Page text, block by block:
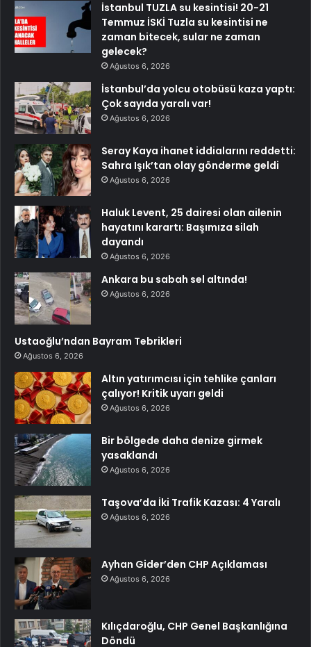
İstanbul TUZLA su kesintisi! 20-21
Temmuz İSKİ Tuzla su kesintisi ne
zaman bitecek, sular ne zaman
gelecek?
Ağustos 6, 2026
İstanbul’da yolcu otobüsü kaza yaptı:
Çok sayıda yaralı var!
Ağustos 6, 2026
Seray Kaya ihanet iddialarını reddetti:
Sahra Işık’tan olay gönderme geldi
Ağustos 6, 2026
Haluk Levent, 25 dairesi olan ailenin
hayatını karartı: Başımıza silah
dayandı
Ağustos 6, 2026
Ankara bu sabah sel altında!
Ağustos 6, 2026
Ustaoğlu’ndan Bayram Tebrikleri
Ağustos 6, 2026
Altın yatırımcısı için tehlike çanları
çalıyor! Kritik uyarı geldi
Ağustos 6, 2026
Bir bölgede daha denize girmek
yasaklandı
Ağustos 6, 2026
Taşova’da İki Trafik Kazası: 4 Yaralı
Ağustos 6, 2026
Ayhan Gider’den CHP Açıklaması
Ağustos 6, 2026
Kılıçdaroğlu, CHP Genel Başkanlığına
Döndü